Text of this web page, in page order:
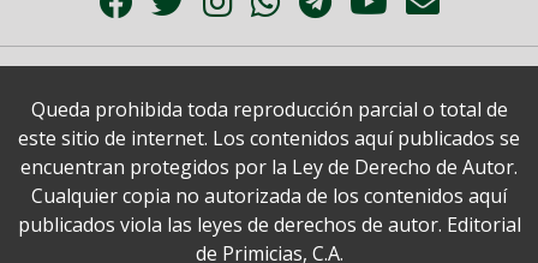
Queda prohibida toda reproducción parcial o total de
este sitio de internet. Los contenidos aquí publicados se
encuentran protegidos por la Ley de Derecho de Autor.
Cualquier copia no autorizada de los contenidos aquí
publicados viola las leyes de derechos de autor. Editorial
de Primicias, C.A.